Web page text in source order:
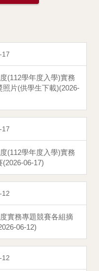
17
(112學年度入學)實務
照片(供學生下載)(2026-
17
(112學年度入學)實務
(2026-06-17)
12
實務專題競賽各組摘
06-12)
12